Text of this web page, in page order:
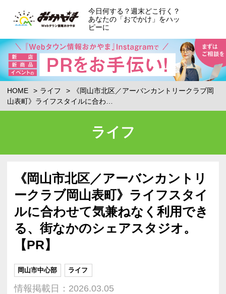
今日何する？週末どこ行く？
あなたの「おでかけ」をハッ
ピーに
HOME ライフ
《岡山市北区／アーバンカントリークラブ岡
山表町》ライフスタイルに合わ…
ライフ
《岡山市北区／アーバンカントリ
ークラブ岡山表町》ライフスタイ
ルに合わせて気兼ねなく利用でき
る、街なかのシェアスタジオ。
【PR】
岡山市中心部 ライフ
情報掲載日：2026.03.05